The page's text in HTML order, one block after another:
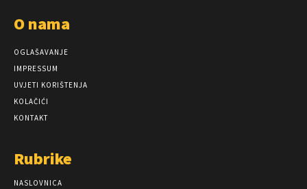
O nama
OGLAŠAVANJE
IMPRESSUM
UVJETI KORIŠTENJA
KOLAČIĆI
KONTAKT
Rubrike
NASLOVNICA